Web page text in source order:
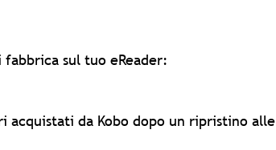
sul tuo eReader:
da Kobo dopo un ripristino alle